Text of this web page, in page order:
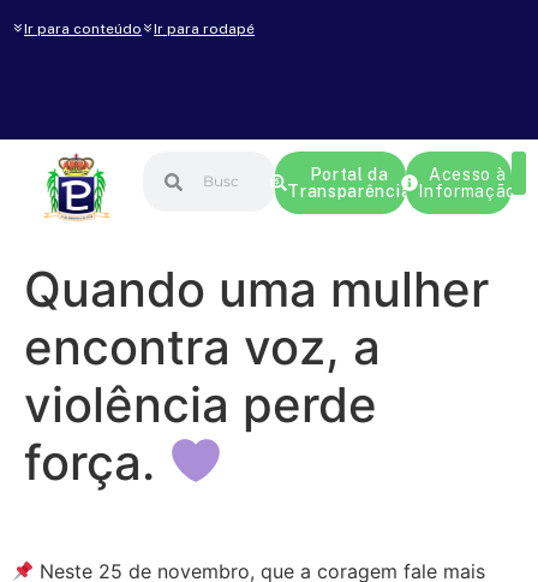
Ir para conteúdo Ir para rodapé
Portal da
Transparência
Acesso à
Informação
Quando uma mulher
encontra voz, a
violência perde
força.
Neste 25 de novembro, que a coragem fale mais